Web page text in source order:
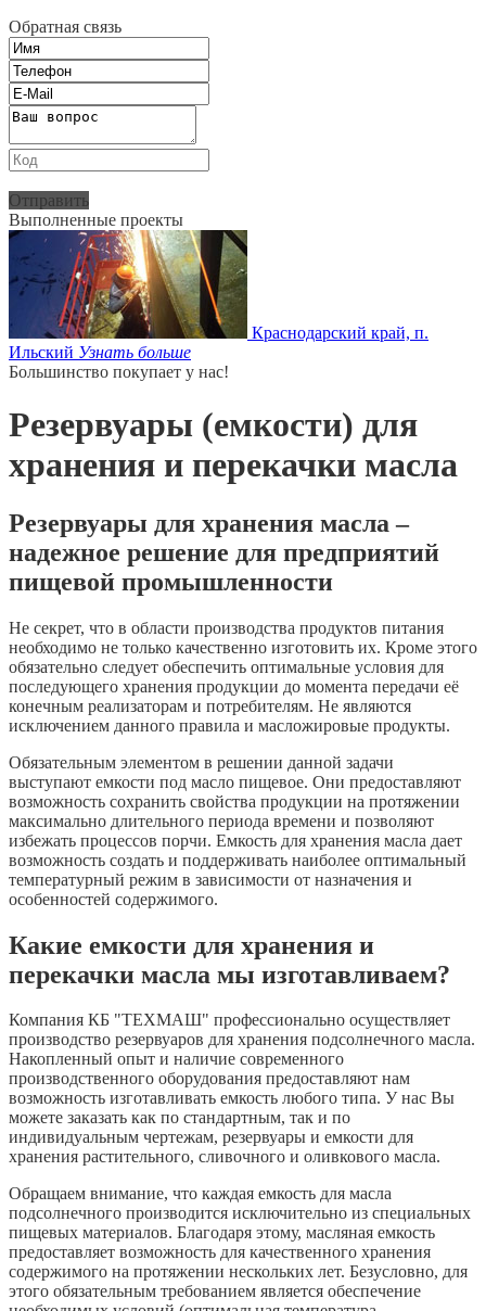
Обратная связь
Отправить
Выполненные проекты
Краснодарский край, п.
Ильский Узнать больше
Большинство покупает у нас!
Резервуары (емкости) для
хранения и перекачки масла
Резервуары для хранения масла –
надежное решение для предприятий
пищевой промышленности
Не секрет, что в области производства продуктов питания
необходимо не только качественно изготовить их. Кроме этого
обязательно следует обеспечить оптимальные условия для
последующего хранения продукции до момента передачи её
конечным реализаторам и потребителям. Не являются
исключением данного правила и масложировые продукты.
Обязательным элементом в решении данной задачи
выступают емкости под масло пищевое. Они предоставляют
возможность сохранить свойства продукции на протяжении
максимально длительного периода времени и позволяют
избежать процессов порчи. Емкость для хранения масла дает
возможность создать и поддерживать наиболее оптимальный
температурный режим в зависимости от назначения и
особенностей содержимого.
Какие емкости для хранения и
перекачки масла мы изготавливаем?
Компания КБ "ТЕХМАШ" профессионально осуществляет
производство резервуаров для хранения подсолнечного масла.
Накопленный опыт и наличие современного
производственного оборудования предоставляют нам
возможность изготавливать емкость любого типа. У нас Вы
можете заказать как по стандартным, так и по
индивидуальным чертежам, резервуары и емкости для
хранения растительного, сливочного и оливкового масла.
Обращаем внимание, что каждая емкость для масла
подсолнечного производится исключительно из специальных
пищевых материалов. Благодаря этому, масляная емкость
предоставляет возможность для качественного хранения
содержимого на протяжении нескольких лет. Безусловно, для
этого обязательным требованием является обеспечение